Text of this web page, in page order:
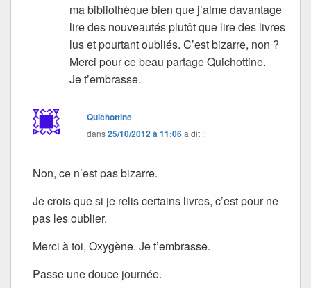
ma bibliothèque bien que j’aime davantage
lire des nouveautés plutôt que lire des livres
lus et pourtant oubliés. C’est bizarre, non ?
Merci pour ce beau partage Quichottine.
Je t’embrasse.
Quichottine
dans25/10/2012 à 11:06a dit :
Non, ce n’est pas bizarre.
Je crois que si je relis certains livres, c’est pour ne
pas les oublier.
Merci à toi, Oxygène. Je t’embrasse.
Passe une douce journée.